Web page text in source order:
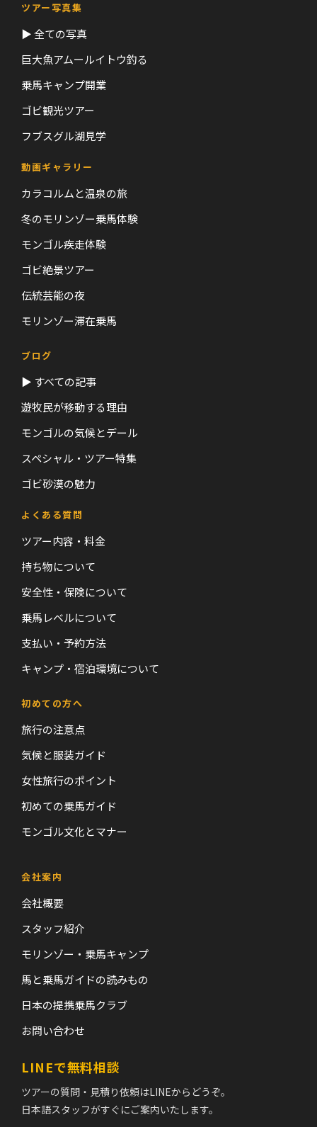
ツアー写真集
▶ 全ての写真
巨大魚アムールイトウ釣る
乗馬キャンプ開業
ゴビ観光ツアー
フブスグル湖見学
動画ギャラリー
カラコルムと温泉の旅
冬のモリンゾー乗馬体験
モンゴル疾走体験
ゴビ絶景ツアー
伝統芸能の夜
モリンゾー滞在乗馬
ブログ
▶ すべての記事
遊牧民が移動する理由
モンゴルの気候とデール
スペシャル・ツアー特集
ゴビ砂漠の魅力
よくある質問
ツアー内容・料金
持ち物について
安全性・保険について
乗馬レベルについて
支払い・予約方法
キャンプ・宿泊環境について
初めての方へ
旅行の注意点
気候と服装ガイド
女性旅行のポイント
初めての乗馬ガイド
モンゴル文化とマナー
会社案内
会社概要
スタッフ紹介
モリンゾー・乗馬キャンプ
馬と乗馬ガイドの読みもの
日本の提携乗馬クラブ
お問い合わせ
LINEで無料相談
ツアーの質問・見積り依頼はLINEからどうぞ。
日本語スタッフがすぐにご案内いたします。